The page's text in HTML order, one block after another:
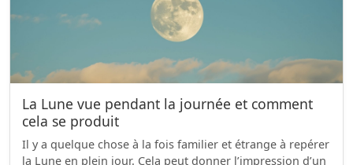
La Lune vue pendant la journée et comment
cela se produit
Il y a quelque chose à la fois familier et étrange à repérer
la Lune en plein jour. Cela peut donner l’impression d’un